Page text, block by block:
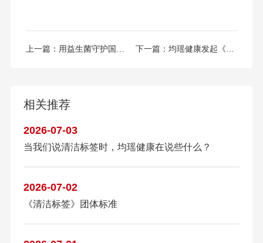
上一篇： 用益生菌守护国民健康：均瑶健康，以科学精神助力“健康中国”建设 下一篇：均瑶健康发起《清洁标签》团体标准
相关推荐
2026-07-03
当我们说清洁标签时，均瑶健康在说些什么？
2026-07-02
《清洁标签》团体标准